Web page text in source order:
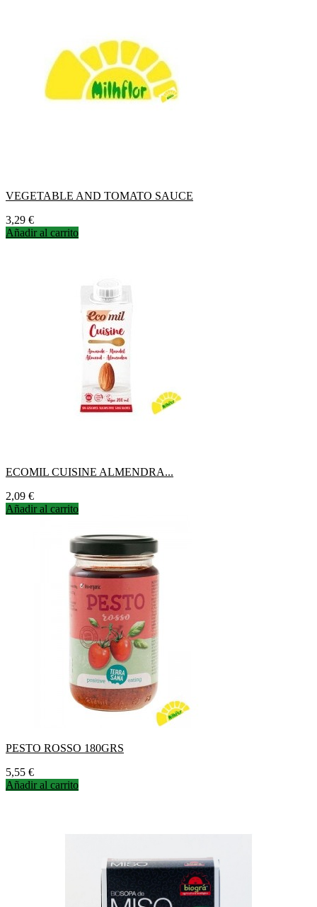
VEGETABLE AND TOMATO SAUCE
Precio
3,29 €
Añadir al carrito
ECOMIL CUISINE ALMENDRA...
Precio
2,09 €
Añadir al carrito
PESTO ROSSO 180GRS
Precio
5,55 €
Añadir al carrito